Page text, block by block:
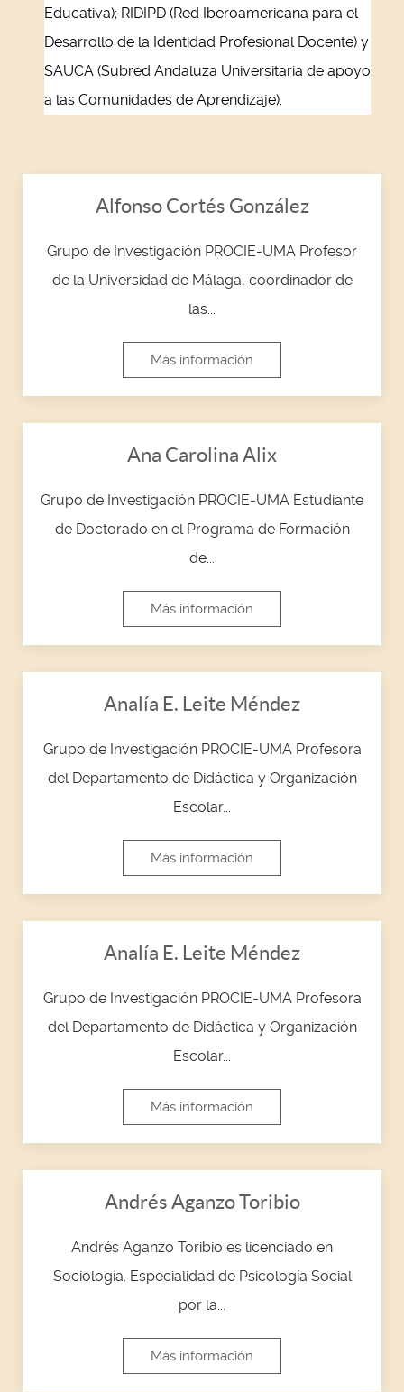
Educativa); RIDIPD (Red Iberoamericana para el
Desarrollo de la Identidad Profesional Docente) y
SAUCA (Subred Andaluza Universitaria de apoyo
a las Comunidades de Aprendizaje).
Alfonso Cortés González
Grupo de Investigación PROCIE-UMA Profesor
de la Universidad de Málaga, coordinador de
las...
Más información
Ana Carolina Alix
Grupo de Investigación PROCIE-UMA Estudiante
de Doctorado en el Programa de Formación
de...
Más información
Analía E. Leite Méndez
Grupo de Investigación PROCIE-UMA Profesora
del Departamento de Didáctica y Organización
Escolar...
Más información
Analía E. Leite Méndez
Grupo de Investigación PROCIE-UMA Profesora
del Departamento de Didáctica y Organización
Escolar...
Más información
Andrés Aganzo Toribio
Andrés Aganzo Toribio es licenciado en
Sociología. Especialidad de Psicología Social
por la...
Más información